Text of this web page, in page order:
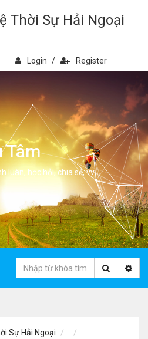
Thời Sự Hải Ngoại
Login / Register
Tâm
luân, học hỏi, chia sẻ, vv.
Sự Hải Ngoại